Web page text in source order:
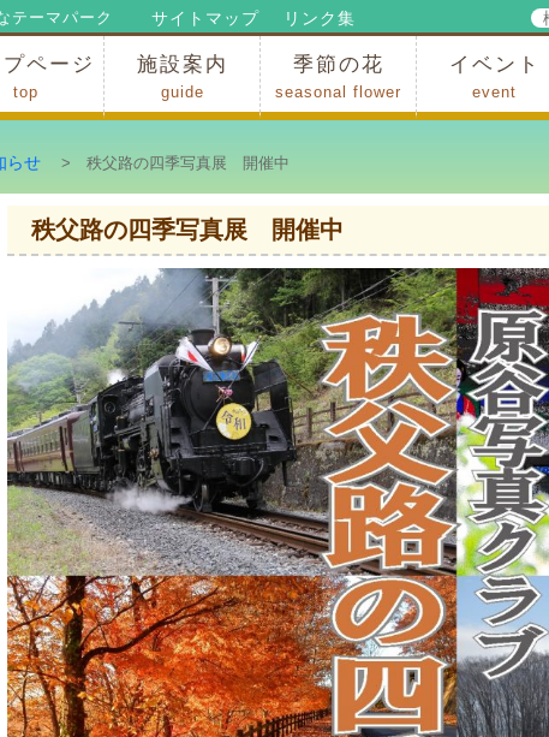
テーマパーク リンク集
サイトマップ
検
プページ
top
施設案内
guide
季節の花
seasonal flower
イベント
event
らせ > 秩父路の四季写真展 開催中
秩父路の四季写真展 開催中